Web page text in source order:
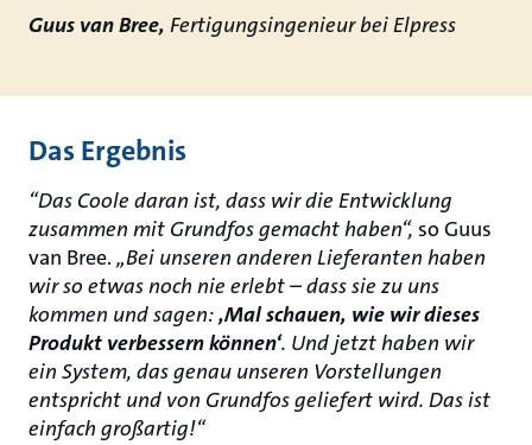
Guus van Bree, Fertigungsingenieur bei Elpress
Das Ergebnis
“Das Coole daran ist, dass wir die Entwicklung
zusammen mit Grundfos gemacht haben“, so Guus
van Bree. „Bei unseren anderen Lieferanten haben
wir so etwas noch nie erlebt – dass sie zu uns
kommen und sagen:‚Mal schauen, wie wir dieses
Produkt verbessern können‘. Und jetzt haben wir
ein System, das genau unseren Vorstellungen
entspricht und von Grundfos geliefert wird. Das ist
einfach großartig!“